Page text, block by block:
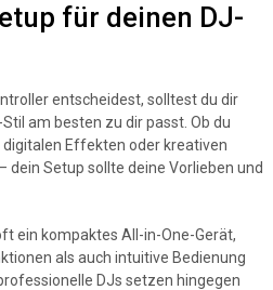
für deinen DJ-
entscheidest, solltest du dir
am besten zu dir passt. Ob du
Effekten oder kreativen
Setup sollte deine Vorlieben und
ein kompaktes All-in-One-Gerät,
als auch intuitive Bedienung
DJs setzen hingegen